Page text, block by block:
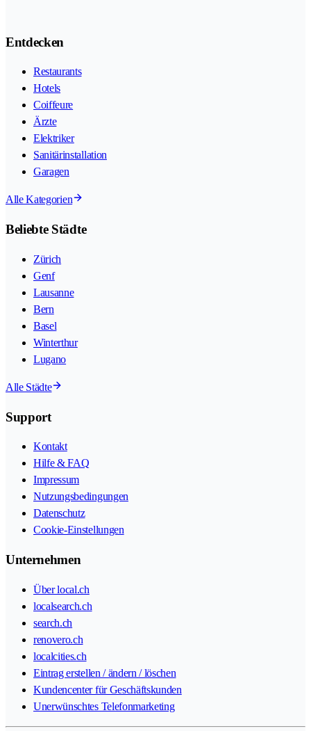
Entdecken
Restaurants
Hotels
Coiffeure
Ärzte
Elektriker
Sanitärinstallation
Garagen
Alle Kategorien
Beliebte Städte
Zürich
Genf
Lausanne
Bern
Basel
Winterthur
Lugano
Alle Städte
Support
Kontakt
Hilfe & FAQ
Impressum
Nutzungsbedingungen
Datenschutz
Cookie-Einstellungen
Unternehmen
Über local.ch
localsearch.ch
search.ch
renovero.ch
localcities.ch
Eintrag erstellen / ändern / löschen
Kundencenter für Geschäftskunden
Unerwünschtes Telefonmarketing